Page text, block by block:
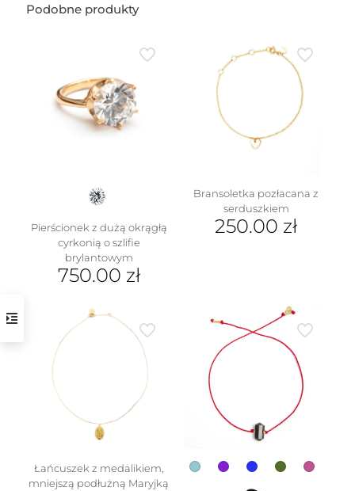
Podobne produkty
Pierścionek z dużą okrągłą
cyrkonią o szlifie
brylantowym
750.00 zł
wariantów.
stronie
Bransoletka pozłacana z
serduszkiem
250.00 zł
Łańcuszek z medalikiem,
mniejszą podłużną Maryjką